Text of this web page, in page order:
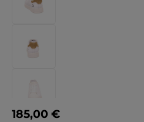
Regulärer Preis:
185,00 €